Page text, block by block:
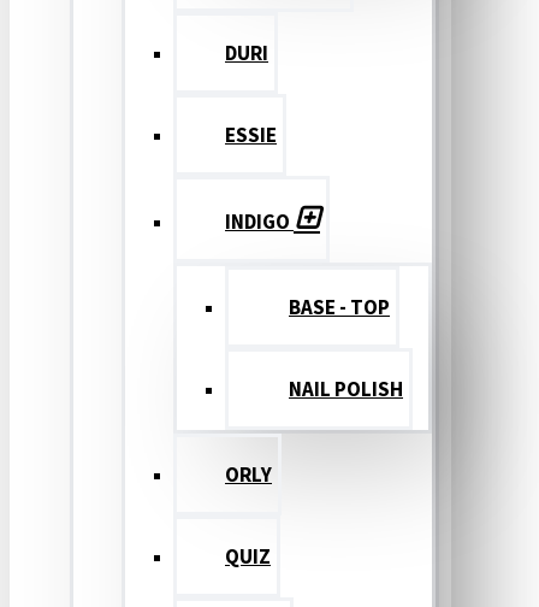
DURI
ESSIE
INDIGO
BASE - TOP
NAIL POLISH
ORLY
QUIZ